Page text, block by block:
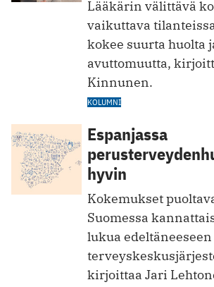
Lääkärin välittävä
vaikuttava
kokee suurta huolta
avuttomuutta,
Kinnunen.
KOLUMNI
Espanjassa
hyvin
Kokemukset
Suomessa
lukua edeltäneeseen
kirjoittaa Jari